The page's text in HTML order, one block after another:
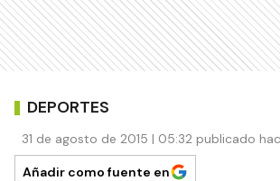
DEPORTES
31 de agosto de 2015 | 05:32 publicado
Añadir como fuente en